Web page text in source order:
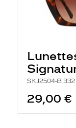
SKJ2504-B
29,00 €